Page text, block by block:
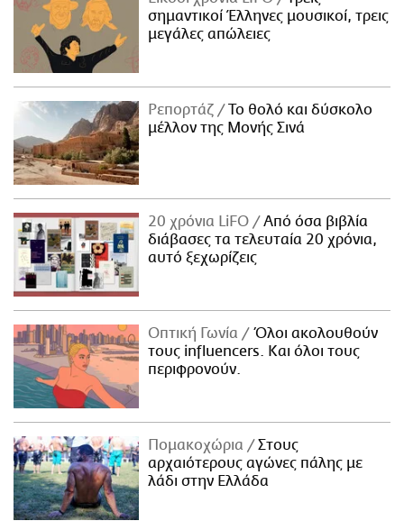
σημαντικοί Έλληνες μουσικοί, τρεις
μεγάλες απώλειες
Ρεπορτάζ
Το θολό και δύσκολο
μέλλον της Μονής Σινά
20 χρόνια LiFO
Από όσα βιβλία
διάβασες τα τελευταία 20 χρόνια,
αυτό ξεχωρίζεις
Οπτική Γωνία
Όλοι ακολουθούν
τους influencers. Και όλοι τους
περιφρονούν.
Πομακοχώρια
Στους
αρχαιότερους αγώνες πάλης με
λάδι στην Ελλάδα